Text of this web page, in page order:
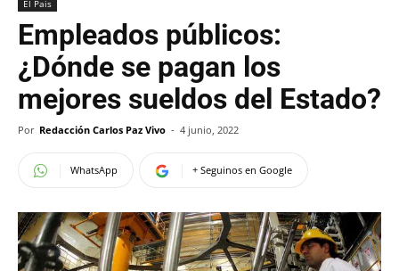
El Pais
Empleados públicos:
¿Dónde se pagan los
mejores sueldos del Estado?
Por Redacción Carlos Paz Vivo - 4 junio, 2022
WhatsApp + Seguinos en Google